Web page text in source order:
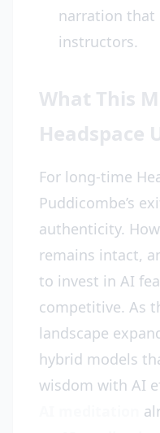
narration that
instructors.
What This
Headspace
For long-time
Puddicombe’s
authenticity.
remains intact,
to invest in AI
competitive. As
landscape
hybrid models
wisdom with AI